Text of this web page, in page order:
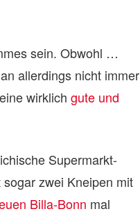
sein. Obwohl …
allerdings nicht immer
wirklich gute und
Supermarkt-
zwei Kneipen mit
Billa-Bonn mal